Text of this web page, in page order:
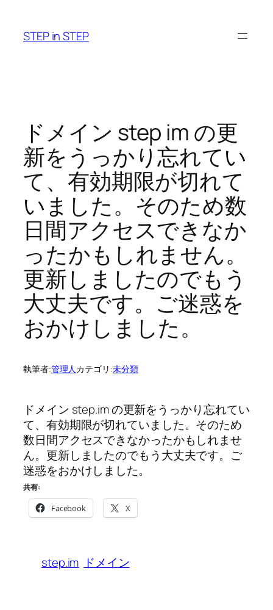
STEP in STEP
ドメイン step im の更
新をうっかり忘れてい
て、有効期限が切れて
いました。そのため数
日間アクセスできなか
ったかもしれません。
更新しましたのでもう
大丈夫です。ご迷惑を
おかけしました。
執筆者:管理人カテゴリ:未分類
ドメイン step.im の更新をうっかり忘れてい
て、有効期限が切れていました。そのため
数日間アクセスできなかったかもしれませ
ん。更新しましたのでもう大丈夫です。ご
迷惑をおかけしました。
共有:
Facebook X
step.im ドメイン